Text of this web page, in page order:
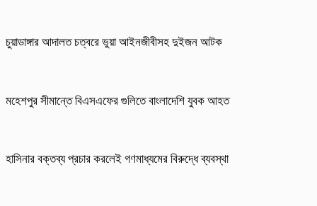
চুয়াডাঙ্গার আদালত চত্বরে ভুয়া আইনজীবীসহ দুইজন আটক
মহেশপুর সীমান্তে বিএসএফের গুলিতে বাংলাদেশি যুবক আহত
হাসিনার বক্তব্য প্রচার করলেই গণমাধ্যমের বিরুদ্ধে ব্যবস্থা